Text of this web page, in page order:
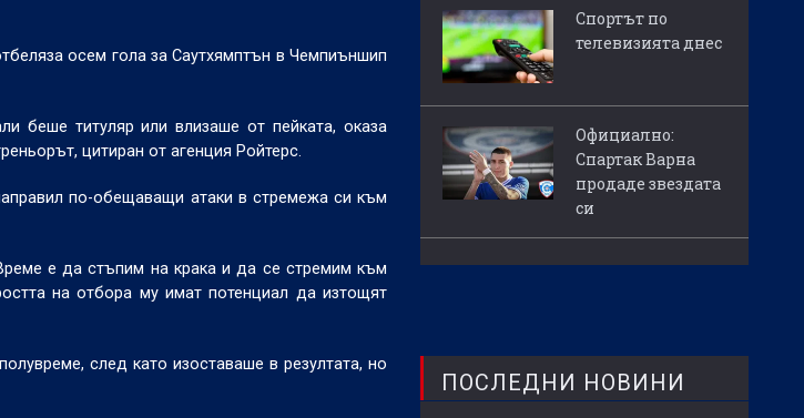
осем гола за Саутхямптън в Чемпиъншип
беше титуляр или влизаше от пейката, оказа
цитиран от агенция Ройтерс.
по-обещаващи атаки в стремежа си към
е да стъпим на крака и да се стремим към
на отбора му имат потенциал да изтощят
след като изоставаше в резултата, но
Спортът по
телевизията днес
Официално:
Спартак Варна
продаде звездата
си
ПОСЛЕДНИ НОВИНИ